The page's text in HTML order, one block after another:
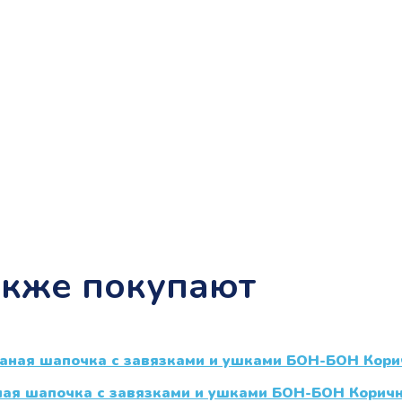
покупают
шапочка с завязками и ушками БОН-БОН